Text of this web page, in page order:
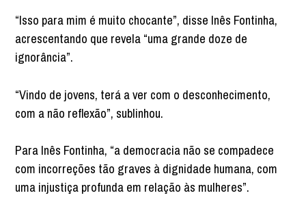
“Isso para mim é muito chocante”, disse Inês Fontinha,
acrescentando que revela “uma grande doze de
ignorância”.
“Vindo de jovens, terá a ver com o desconhecimento,
com a não reflexão”, sublinhou.
Para Inês Fontinha, “a democracia não se compadece
com incorreções tão graves à dignidade humana, com
uma injustiça profunda em relação às mulheres”.